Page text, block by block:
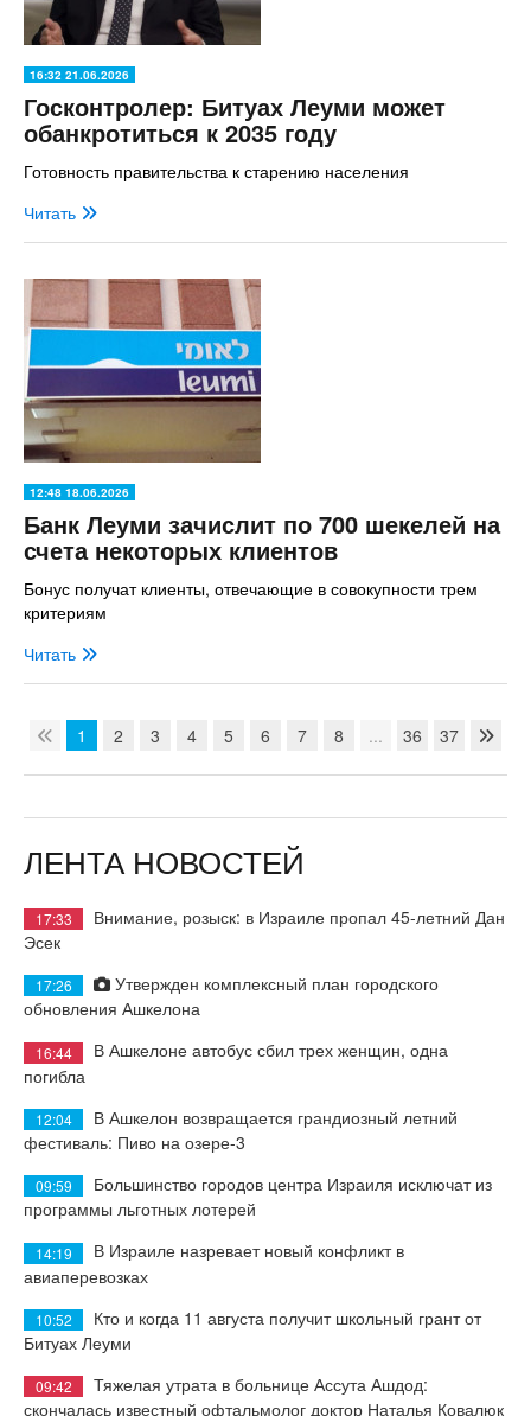
16:32 21.06.2026
Госконтролер: Битуах Леуми может
обанкротиться к 2035 году
Готовность правительства к старению населения
Читать
12:48 18.06.2026
Банк Леуми зачислит по 700 шекелей на
счета некоторых клиентов
Бонус получат клиенты, отвечающие в совокупности трем
критериям
Читать
1 2 3 4 5 6 7 8 ... 36 37
ЛЕНТА НОВОСТЕЙ
17:33
Внимание, розыск: в Израиле пропал 45-летний Дан
Эсек
17:26
Утвержден комплексный план городского
обновления Ашкелона
16:44
В Ашкелоне автобус сбил трех женщин, одна
погибла
12:04
В Ашкелон возвращается грандиозный летний
фестиваль: Пиво на озере-3
09:59
Большинство городов центра Израиля исключат из
программы льготных лотерей
14:19
В Израиле назревает новый конфликт в
авиаперевозках
10:52
Кто и когда 11 августа получит школьный грант от
Битуах Леуми
09:42
Тяжелая утрата в больнице Ассута Ашдод:
скончалась известный офтальмолог доктор Наталья Ковалюк